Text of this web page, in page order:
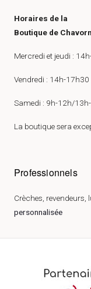
Horaires de la
Boutique de
Mercredi et jeudi :
Vendredi : 14h-17h30
Samedi : 9h-12h/
La boutique sera
Professionnels
Crèches, revendeurs,
personnalisée